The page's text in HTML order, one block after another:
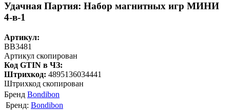
Удачная Партия: Набор магнитных игр МИНИ
4-в-1
Артикул:
BB3481
Артикул скопирован
Код GTIN в ЧЗ:
Штрихкод: 4895136034441
Штрихкод скопирован
Бренд Bondibon
Бренд: Bondibon